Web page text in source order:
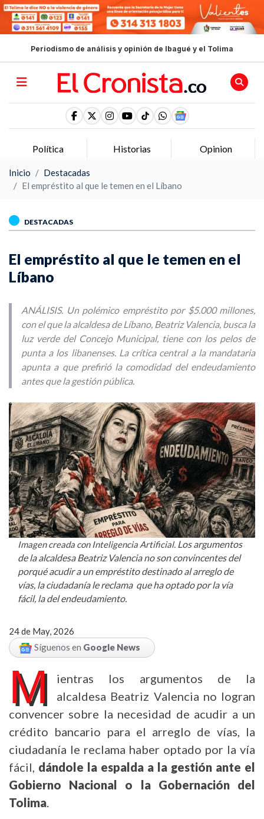
Periodismo de análisis y opinión de Ibagué y el Tolima
Política Historias Opinion
Inicio
Destacadas
El empréstito al que le temen en el Líbano
DESTACADAS
El empréstito al que le temen en el
Líbano
ANÁLISIS. Un polémico empréstito por $5.000 millones,
con el que la alcaldesa de Líbano, Beatriz Valencia, busca la
luz verde del Concejo Municipal, tiene con los pelos de
punta a los libanenses. La crítica central a la mandataria
apunta a que prefirió la comodidad del endeudamiento
antes que la gestión pública.
Imagen creada con Inteligencia Artificial. Los argumentos
de la alcaldesa Beatriz Valencia no son convincentes del
porqué acudir a un empréstito destinado al arreglo de
vías, la ciudadanía le reclama que ha optado por la vía
fácil, la del endeudamiento.
24 de May, 2026
Síguenos en Google News
M
ientras los argumentos de la
alcaldesa Beatriz Valencia no logran
convencer sobre la necesidad de acudir a un
crédito bancario para el arreglo de vías, la
ciudadanía le reclama haber optado por la vía
fácil, dándole la espalda a la gestión ante el
Gobierno Nacional o la Gobernación del
Tolima.